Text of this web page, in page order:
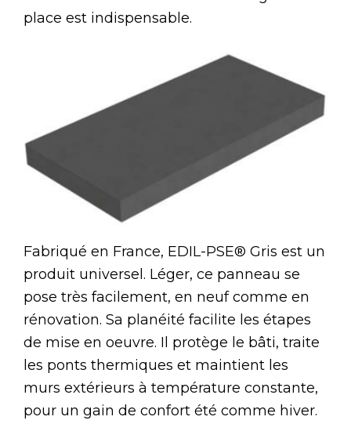
place est indispensable.
Fabriqué en France, EDIL-PSE® Gris est un
produit universel. Léger, ce panneau se
pose très facilement, en neuf comme en
rénovation. Sa planéité facilite les étapes
de mise en oeuvre. Il protège le bâti, traite
les ponts thermiques et maintient les
murs extérieurs à température constante,
pour un gain de confort été comme hiver.